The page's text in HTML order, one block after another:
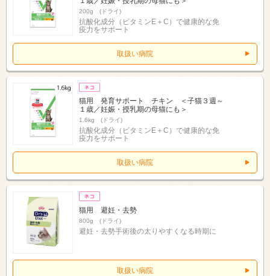
200g (ドライ)
抗酸化成分（ビタミンE＋C）で健康的な免
疫力をサポート
取扱い病院
猫用 発育サポート チキン ＜子猫３週～
１歳／妊娠・授乳期の母猫にも＞
1.6kg (ドライ)
抗酸化成分（ビタミンE＋C）で健康的な免
疫力をサポート
取扱い病院
猫用 避妊・去勢
800g (ドライ)
避妊・去勢手術後の太りやすくなる時期に
取扱い病院